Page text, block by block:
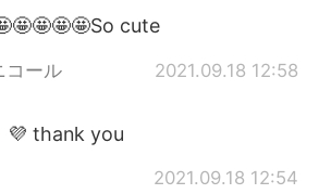
cute
コール 2021.09.18 12:58
💜 thank you
2021.09.18 12:54